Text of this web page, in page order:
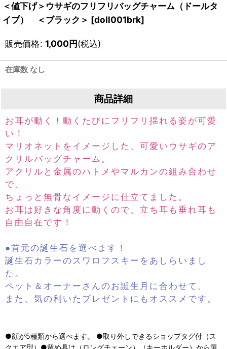
＜値下げ＞ウサギのフリフリバッグチャーム（ドールタ
イプ） ＜ブラック＞ [doll001brk]
販売価格: 1,000円(税込)
在庫数 なし
商品詳細
お耳が動く！動くたびにフリフリ揺れる姿が可愛
い！
マリオネットをイメージした、可愛いウサギのア
クリルバッグチャーム。
アクリルと金属のハトメやマルカンの組み合わせ
で、
ちょっと無骨なイメージに仕立てました。
お耳は好きな角度に動くので、立ち耳も垂れ耳も
自由自在です！
●首元の誕生石を選べます！
誕生石カラーのスワロフスキーをあしらいまし
た。
ペット＆オーナーさんのお誕生月に合わせて、
また、気の利いたプレゼントにもオススメです。
●顔が5種類から選べます。 ●取り外しできるショップタグ付（ス
クエア型）●留め具は（ロングチェーン）（キーホルダー）から選